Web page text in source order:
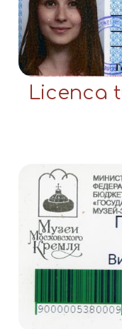
Licenca